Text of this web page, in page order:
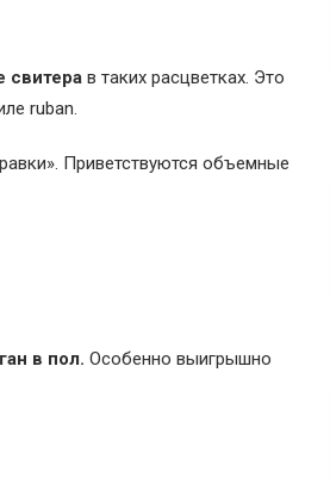
свитера в таких расцветках. Это
ruban.
Приветствуются объемные
в пол. Особенно выигрышно